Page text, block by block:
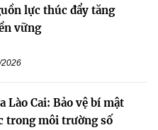
lực thúc đẩy tăng
vững
2026
Lào Cai: Bảo vệ bí mật
trong môi trường số